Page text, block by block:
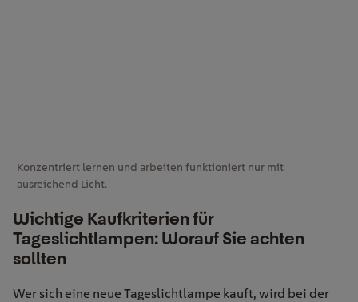
Konzentriert lernen und arbeiten funktioniert nur mit
ausreichend Licht.
Wichtige Kaufkriterien für
Tageslichtlampen: Worauf Sie achten
sollten
Wer sich eine neue Tageslichtlampe kauft, wird bei der